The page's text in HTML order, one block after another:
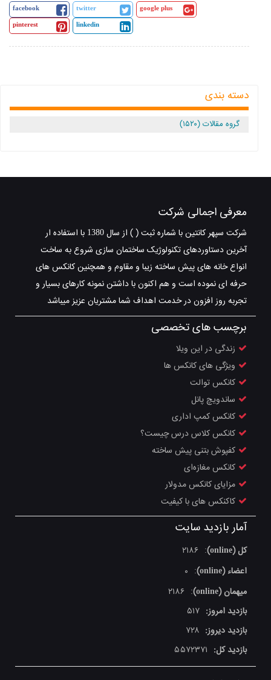
facebook twitter
google plus
pinterest
linkedin
دسته بندی
گروه مقالات (۱۵۲۰)
معرفی اجمالی شرکت
شرکت سپهر کانتین با شماره ثبت ( ) از سال 1380 با استفاده ار
آخرین دستاوردهای تکنولوژیک ساختمان سازی شروع به ساخت
انواع خانه های پیش ساخته زیبا و مقاوم و همچنین کانکس های
حرفه ای نموده است و هم اکنون با داشتن نمونه کارهای بسیار و
تجربه روز افزون در خدمت اهداف شما مشتریان عزیز میباشد
برچسب های تخصصی
زندگی در این ویلا
ویژگی های کانکس ها
کانکس توالت
ساندویچ پانل
کانکس کمپ اداری
کانکس کلاس درس چیست؟
کفپوش بتنی پیش ساخته
کانکس مغازه‌ای
مزایای کانکس مدولار
کاکنکس های با کیفیت
آمار بازدید سایت
کل (online) :
۲۱۸۶
اعضاء (online)
:
۰
میهمان (online)
:
۲۱۸۶
بازدید امروز: ۵۱۷
بازدید دیروز: ۷۲۸
بازدید کل: ۵۵۷۲۳۷۱